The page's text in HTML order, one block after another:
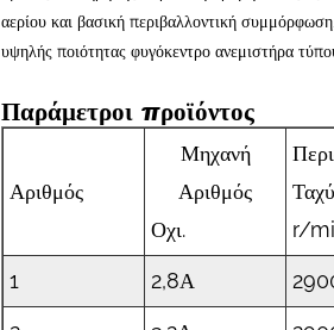
αερίου και βασική περιβαλλοντική
υψηλής ποιότητας φυγόκεντρο ανεμιστήρα
Παράμετροι προϊόντος
Αριθμός
Μηχανή
Αριθμός
Οχι.
r/
1 2,8Α